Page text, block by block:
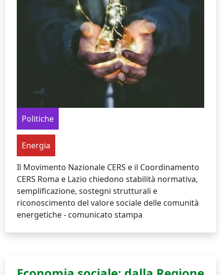
Politiche
Energia
Il Movimento Nazionale CERS e il Coordinamento
CERS Roma e Lazio chiedono stabilità normativa,
semplificazione, sostegni strutturali e
riconoscimento del valore sociale delle comunità
energetiche - comunicato stampa